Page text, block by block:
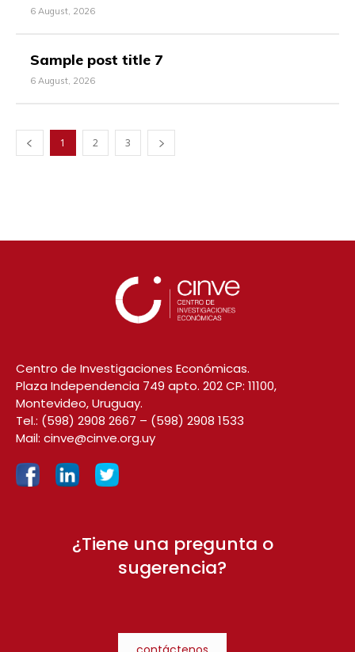
6 August, 2026
Sample post title 7
6 August, 2026
1 2 3
Centro de Investigaciones Económicas.
Plaza Independencia 749 apto. 202 CP: 11100,
Montevideo, Uruguay.
Tel.: (598) 2908 2667 – (598) 2908 1533
Mail: cinve@cinve.org.uy
¿Tiene una pregunta o
sugerencia?